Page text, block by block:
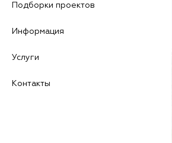
Подборки проектов
Информация
Услуги
Контакты